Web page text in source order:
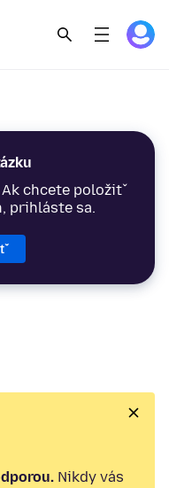
chcete položiť
prihláste sa.
Nikdy vás